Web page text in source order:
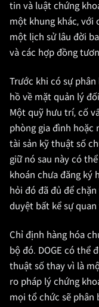
tin và luật chứng
một khung khác, với
một lịch sử lâu đời
và các hợp đồng
Trước khi có sự phân
hồ về mặt quản lý
Một quỹ hưu trí, cố
phòng gia đình hoặc
tài sản kỹ thuật số
giữ nó sau này có
khoán chưa đăng ký
hỏi đó đã đủ để
duyệt bất kể sự
Chỉ định hàng hóa
bộ đó. DOGE có thể
thuật số thay vì là
ro pháp lý chứng
mọi tổ chức sẽ phân